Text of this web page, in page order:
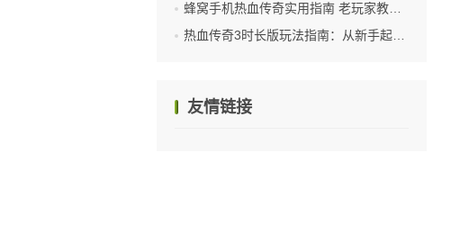
蜂窝手机热血传奇实用指南 老玩家教你高效上手
热血传奇3时长版玩法指南：从新手起步到沙城称雄
友情链接